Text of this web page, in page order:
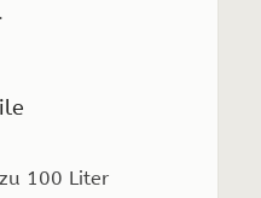
100 Liter